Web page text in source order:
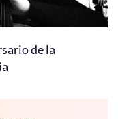
de la